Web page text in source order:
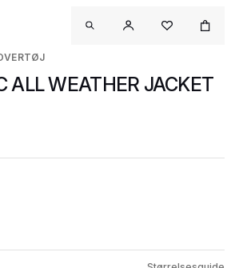
ALL WEATHER JACKET